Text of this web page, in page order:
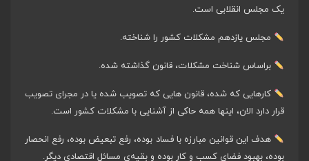
یک مجلس انقلابی است.
مجلس یازدهم مشکلات کشور را شناخته.
براساس شناخت مشکلات، قانون گذاشته شده.
کارهایی که شده، قانون هایی که تصویب شده یا در مجرای تصویب
قرار دارد الان، اینها همه حاکی از آشنایی با مشکلات کشور است.
هدف این قوانین مبارزه با فساد بوده، رفع تبعیض بوده، رفع انحصار
بوده، بهبود فضای کسب و کار بوده و بقیه‌ی مسائل اقتصادی دیگر.